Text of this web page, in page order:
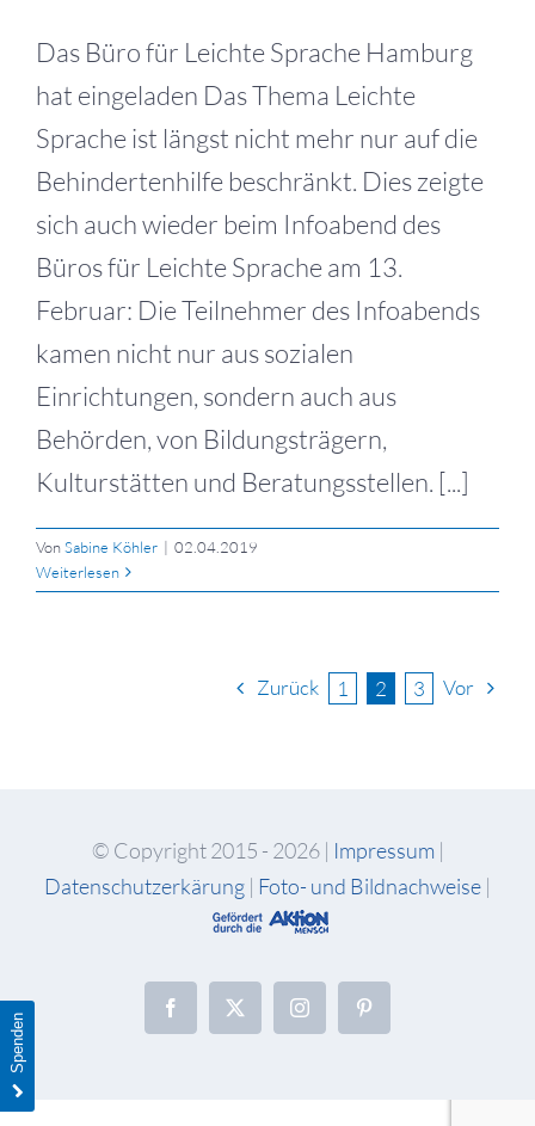
Das Büro für Leichte Sprache Hamburg
hat eingeladen Das Thema Leichte
Sprache ist längst nicht mehr nur auf die
Behindertenhilfe beschränkt. Dies zeigte
sich auch wieder beim Infoabend des
Büros für Leichte Sprache am 13.
Februar: Die Teilnehmer des Infoabends
kamen nicht nur aus sozialen
Einrichtungen, sondern auch aus
Behörden, von Bildungsträgern,
Kulturstätten und Beratungsstellen. [...]
VonSabine Köhler | 02.04.2019
Weiterlesen
Zurück 1 2 3 Vor
© Copyright 2015 - 2026 | Impressum |
Datenschutzerkärung | Foto- und Bildnachweise |
Facebook
X InstagramPinterest
Spenden